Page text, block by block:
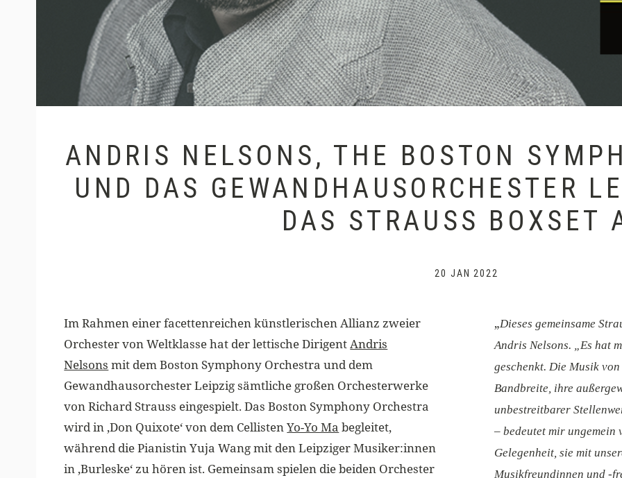
ANDRIS NELSONS, THE BOSTON
UND DAS GEWANDHAUSORCHESTER
DAS STRAUSS BOXSET
20 JAN 2022
Im Rahmen einer facettenreichen künstlerischen Allianz zweier
Orchester von Weltklasse hat der lettische DirigentAndris
Nelsons mit dem Boston Symphony Orchestra und dem
Gewandhausorchester Leipzig sämtliche großen Orchesterwerke
von Richard Strauss eingespielt. Das Boston Symphony Orchestra
wird in ‚Don Quixote‘ von dem CellistenYo-Yo Ma begleitet,
während die Pianistin Yuja Wang mit den Leipziger Musiker:innen
in ‚Burleske‘ zu hören ist. Gemeinsam spielen die beiden Orchester
„Dieses gemeinsame
Andris Nelsons. „Es hat
geschenkt. Die Musik
Bandbreite, ihre
unbestreitbarer
– bedeutet mir
Gelegenheit, sie mit
Musikfreundinnen und -